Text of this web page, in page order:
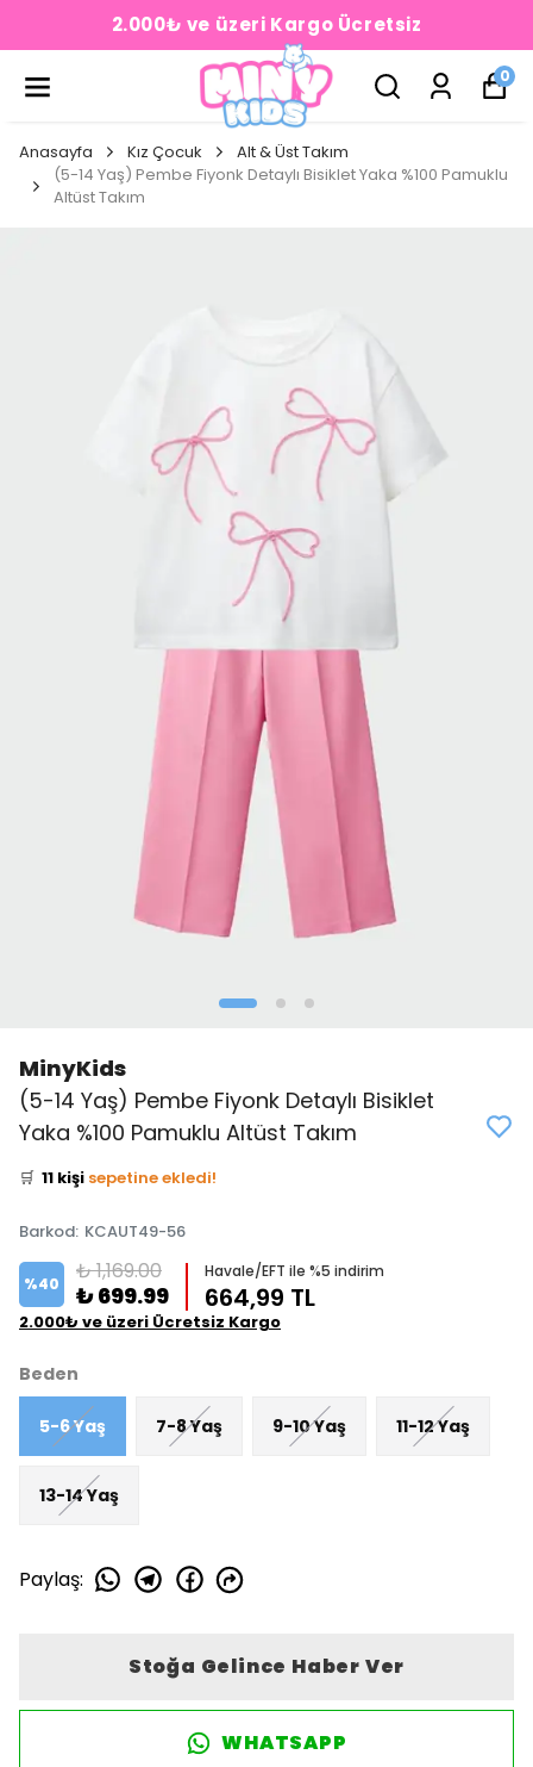
2.000₺ ve üzeri Kargo Ücretsiz
0
Anasayfa Kız Çocuk
Alt & Üst Takım
(5-14 Yaş) Pembe Fiyonk Detaylı Bisiklet Yaka %100 Pamuklu
Altüst Takım
MinyKids
(5-14 Yaş) Pembe Fiyonk Detaylı Bisiklet
Yaka %100 Pamuklu Altüst Takım
👀 Şu an0 kişi inceliyor!
🛒 11 kişi sepetine ekledi!
Barkod: KCAUT49-56
%40 ₺ 1,169.00
₺ 699.99
Havale/EFT ile %5 indirim
664,99 TL
2.000₺ ve üzeri Ücretsiz Kargo
Beden
5-6 Yaş 7-8 Yaş 9-10 Yaş 11-12 Yaş
13-14 Yaş
Paylaş:
Stoğa Gelince Haber Ver
WHATSAPP